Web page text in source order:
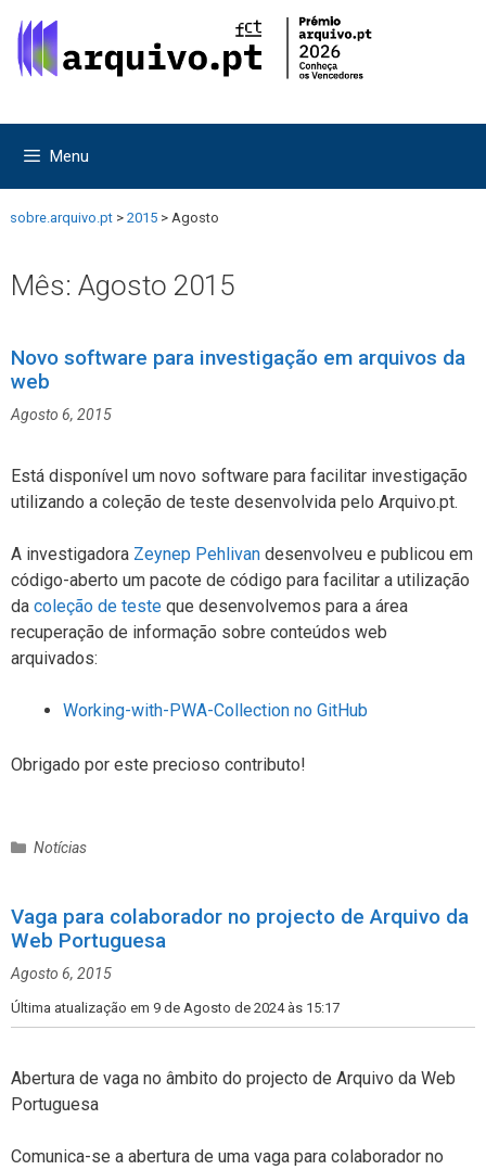
para
para
Menu
sobre.arquivo.pt > 2015 > Agosto
Mês: Agosto 2015
Novo software para investigação em arquivos da
web
Agosto 6, 2015
Está disponível um novo software para facilitar investigação
utilizando a coleção de teste desenvolvida pelo Arquivo.pt.
A investigadora Zeynep Pehlivan desenvolveu e publicou em
código-aberto um pacote de código para facilitar a utilização
da coleção de teste que desenvolvemos para a área
recuperação de informação sobre conteúdos web
arquivados:
Working-with-PWA-Collection no GitHub
Obrigado por este precioso contributo!
C
e
g
r
i
a
Notícias
Vaga para colaborador no projecto de Arquivo da
Web Portuguesa
Agosto 6, 2015
Última atualização em 9 de Agosto de 2024 às 15:17
Abertura de vaga no âmbito do projecto de Arquivo da Web
Portuguesa
Comunica-se a abertura de uma vaga para colaborador no